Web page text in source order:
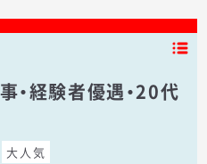
・経験者優遇・20代
大人気